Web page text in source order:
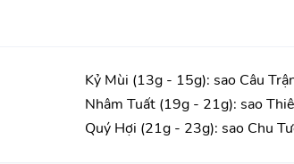
Kỷ Mùi (13g - 15g): sao Câu
Nhâm Tuất (19g - 21g): sao
Quý Hợi (21g - 23g): sao Chu